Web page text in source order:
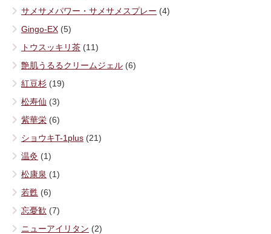
サメサメパワー・サメサメスプレー (4)
Gingo-EX (5)
トウスッキリ茶 (11)
艶肌うるるクリームジェル (6)
紅豆杉 (19)
松寿仙 (3)
紫華栄 (6)
ショウキT-1plus (21)
温灸 (1)
松康泉 (1)
若甦 (6)
忘憂歓 (7)
ニューアイリタン (2)